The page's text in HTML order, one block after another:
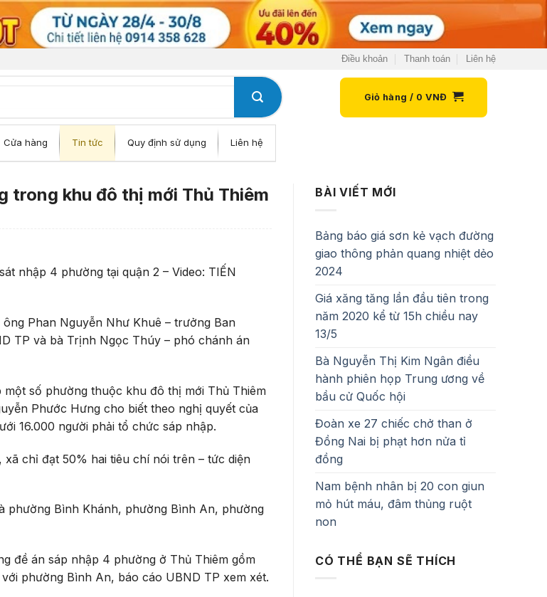
Điều khoản Thanh toán Liên hệ
Giỏ hàng / 0 VNĐ
Cửa hàng Tin tức Quy định sử dụng Liên hệ
trong khu đô thị mới Thủ Thiêm
nhập 4 phường tại quận 2 – Video: TIẾN
Phan Nguyễn Như Khuê – trưởng Ban
TP và bà Trịnh Ngọc Thúy – phó chánh án
số phường thuộc khu đô thị mới Thủ Thiêm
Phước Hưng cho biết theo nghị quyết của
16.000 người phải tổ chức sáp nhập.
chỉ đạt 50% hai tiêu chí nói trên – tức diện
phường Bình Khánh, phường Bình An, phường
đề án sáp nhập 4 phường ở Thủ Thiêm gồm
phường Bình An, báo cáo UBND TP xem xét.
BÀI VIẾT MỚI
Bảng báo giá sơn kẻ vạch đường
giao thông phản quang nhiệt dẻo
2024
Giá xăng tăng lần đầu tiên trong
năm 2020 kể từ 15h chiều nay
13/5
Bà Nguyễn Thị Kim Ngân điều
hành phiên họp Trung ương về
bầu cử Quốc hội
Đoàn xe 27 chiếc chở than ở
Đồng Nai bị phạt hơn nửa tỉ
đồng
Nam bệnh nhân bị 20 con giun
mỏ hút máu, đâm thủng ruột
non
CÓ THỂ BẠN SẼ THÍCH